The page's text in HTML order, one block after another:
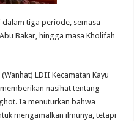
dalam tiga periode, semasa
Bakar, hingga masa Kholifah
LDII Kecamatan Kayu
nasihat tentang
Ia menuturkan bahwa
mengamalkan ilmunya, tetapi